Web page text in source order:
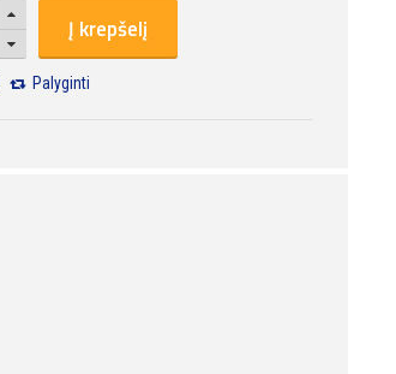
Į krepšelį
Palyginti